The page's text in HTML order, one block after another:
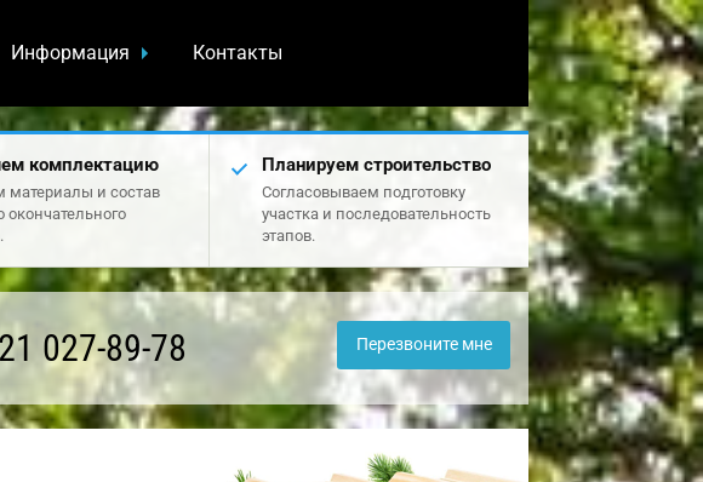
Информация Контакты
комплектацию
материалы и состав
окончательного
Планируем строительство
Согласовываем подготовку
участка и последовательность
этапов.
027-89-78 Перезвоните мне